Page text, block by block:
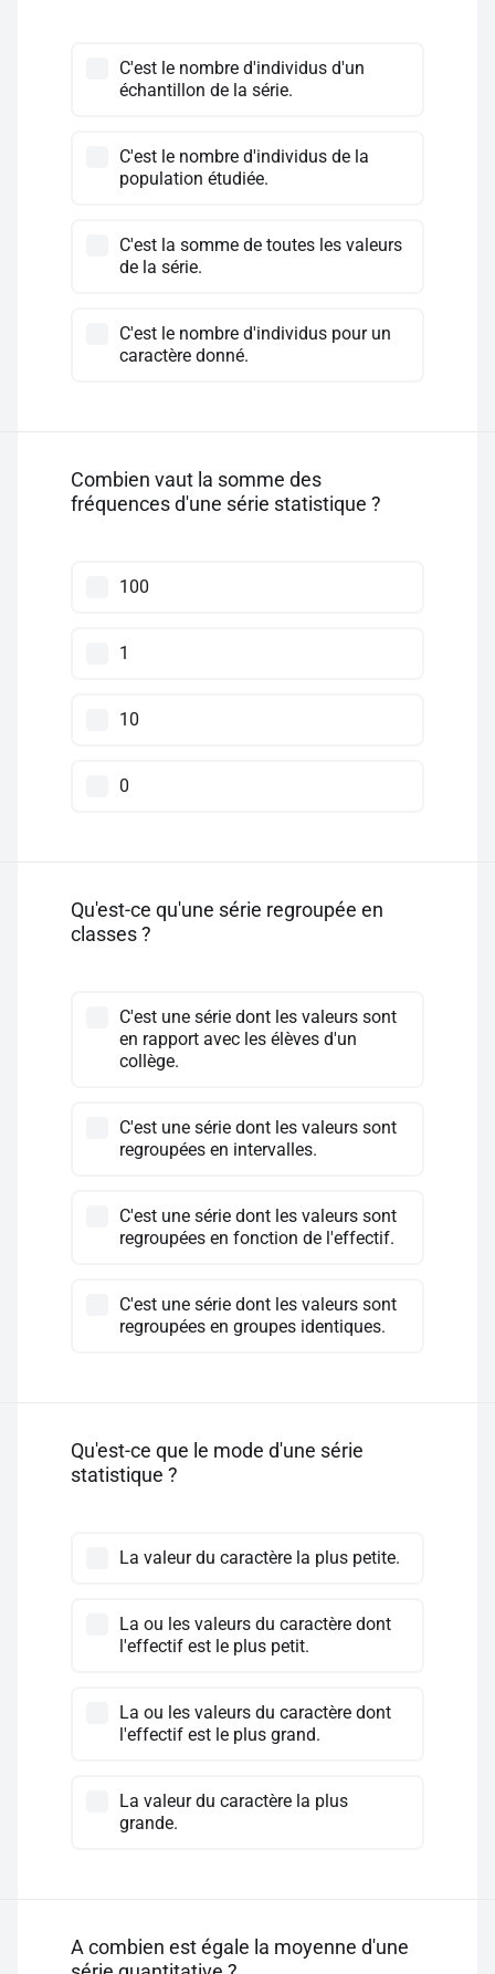
C'est le nombre d'individus d'un
échantillon de la série.
C'est le nombre d'individus de la
population étudiée.
C'est la somme de toutes les valeurs
de la série.
C'est le nombre d'individus pour un
caractère donné.
Combien vaut la somme des
fréquences d'une série statistique ?
100
1
10
0
Qu'est-ce qu'une série regroupée en
classes ?
C'est une série dont les valeurs sont
en rapport avec les élèves d'un
collège.
C'est une série dont les valeurs sont
regroupées en intervalles.
C'est une série dont les valeurs sont
regroupées en fonction de l'effectif.
C'est une série dont les valeurs sont
regroupées en groupes identiques.
Qu'est-ce que le mode d'une série
statistique ?
La valeur du caractère la plus petite.
La ou les valeurs du caractère dont
l'effectif est le plus petit.
La ou les valeurs du caractère dont
l'effectif est le plus grand.
La valeur du caractère la plus
grande.
A combien est égale la moyenne d'une